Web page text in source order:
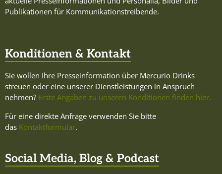
Publikationen für Kommunikationstreibende.
Konditionen & Kontakt
Sie wollen Ihre Presseinformation über Mercurio Drinks
streuen oder eine unserer Dienstleistungen in Anspruch
nehmen? Erste Angaben zu unseren Konditionen finden hier.
Für eine direkte Anfrage verwenden Sie bitte
das Kontaktformular.
Social Media, Blog & Podcast